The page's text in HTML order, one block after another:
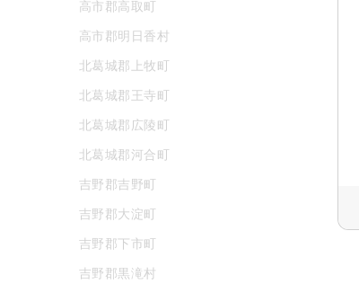
高市郡高取町
高市郡明日香村
北葛城郡上牧町
北葛城郡王寺町
北葛城郡広陵町
北葛城郡河合町
吉野郡吉野町
吉野郡大淀町
吉野郡下市町
吉野郡黒滝村